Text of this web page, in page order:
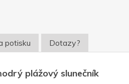
potisku Dotazy?
plážový slunečník